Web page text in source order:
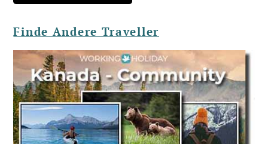
Finde Andere Traveller